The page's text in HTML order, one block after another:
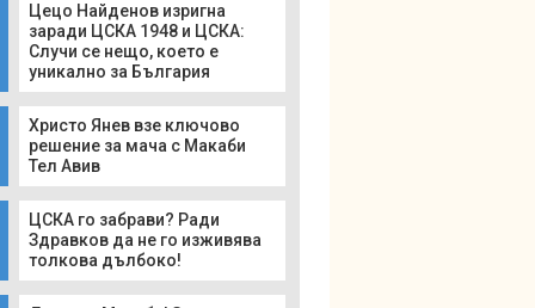
Цецо Найденов изригна
заради ЦСКА 1948 и ЦСКА:
Случи се нещо, което е
уникално за България
Христо Янев взе ключово
решение за мача с Макаби
Тел Авив
ЦСКА го забрави? Ради
Здравков да не го изживява
толкова дълбоко!